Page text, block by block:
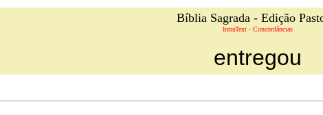
Bíblia Sagrada - Edição
IntraText - Concordâncias
entregou